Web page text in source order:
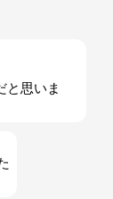
と思いま